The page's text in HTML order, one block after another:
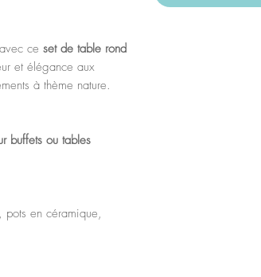
ce set de table rond
et élégance aux
à thème nature.
buffets ou tables
pots en céramique,